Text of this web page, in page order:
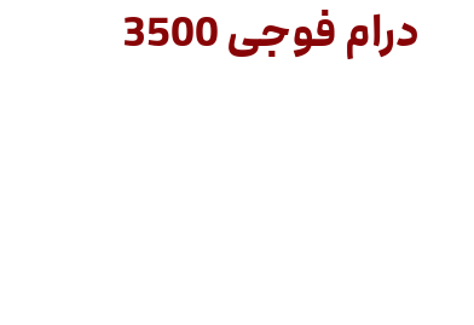
درام فوجی 3500